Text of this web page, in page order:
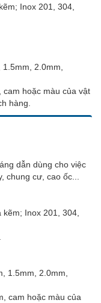
Inox 201, 304,
2.0mm,
hoặc màu của vật
hàng.
dẫn dùng cho việc
chung cư, cao ốc...
Inox 201, 304,
1.5mm, 2.0mm,
cam hoặc màu của